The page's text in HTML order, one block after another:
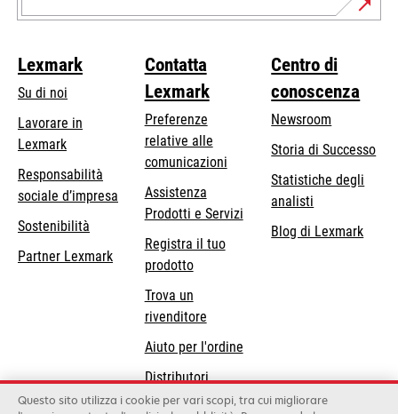
Lexmark
Su di noi
Lavorare in
Lexmark
Responsabilità
sociale d’impresa
scheda
Sostenibilità
Partner Lexmark
Contatta
Lexmark
Preferenze
relative alle
comunicazioni
Assistenza
Prodotti e Servizi
Registra il tuo
prodotto
Trova un
rivenditore
Aiuto per l'ordine
Distributori
Lexmark
Centro di
conoscenza
Newsroom
Storia di Successo
Statistiche degli
analisti
Blog di Lexmark
Questo sito utilizza i cookie per vari scopi, tra cui migliorare